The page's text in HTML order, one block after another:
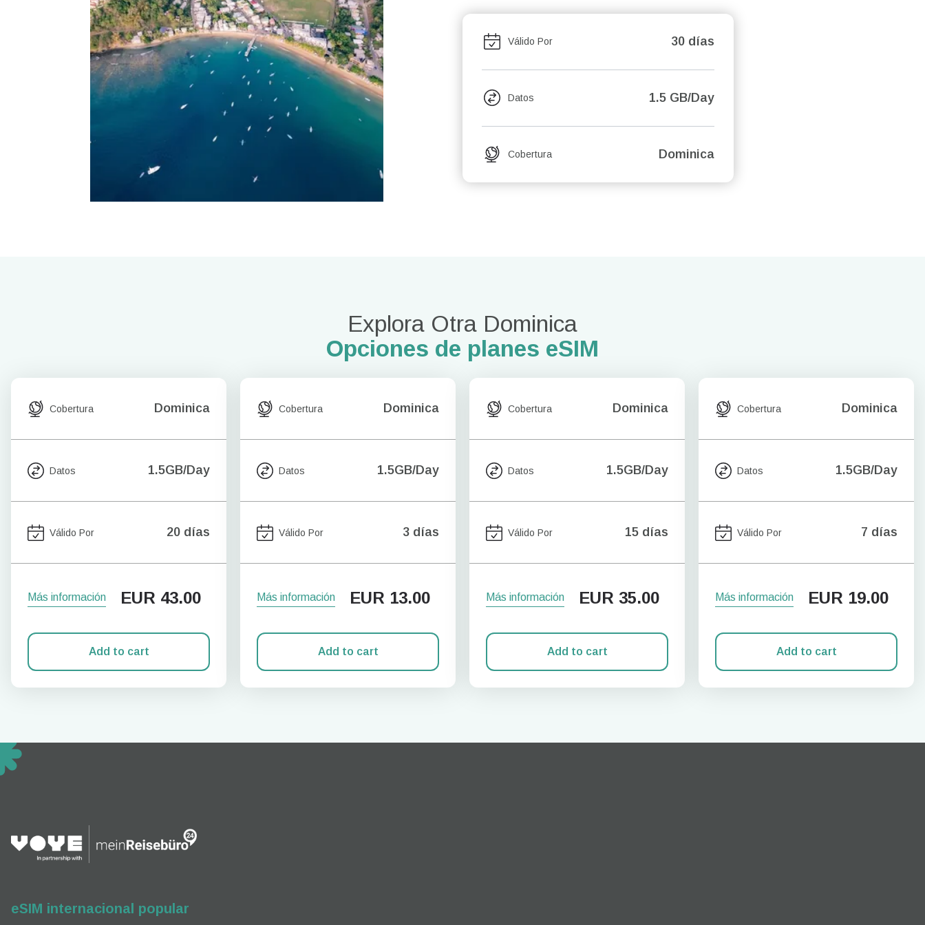
Válido Por 30 días
Datos 1.5 GB/Day
Cobertura Dominica
Explora Otra Dominica
Opciones de planes eSIM
Cobertura Dominica
Datos 1.5GB/Day
Válido Por 20 días
Más información EUR 43.00
Add to cart
Cobertura Dominica
Datos 1.5GB/Day
Válido Por 3 días
Más información EUR 13.00
Add to cart
Cobertura Dominica
Datos 1.5GB/Day
Válido Por 15 días
Más información EUR 35.00
Add to cart
Cobertura Dominica
Datos 1.5GB/Day
Válido Por 7 días
Más información EUR 19.00
Add to cart
eSIM internacional popular